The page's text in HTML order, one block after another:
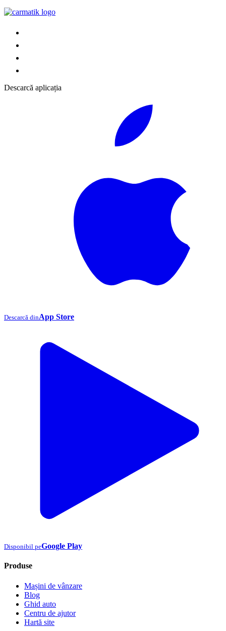
Descarcă aplicația
Descarcă dinApp Store
Disponibil peGoogle Play
Produse
Mașini de vânzare
Blog
Ghid auto
Centru de ajutor
Hartă site